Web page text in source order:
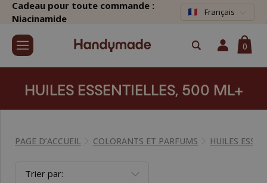
Cadeau pour toute commande :
Niacinamide
Français
0
HUILES ESSENTIELLES, 500 ML+
PAGE D’ACCUEIL COLORANTS ET PARFUMS HUILES
Trier par: